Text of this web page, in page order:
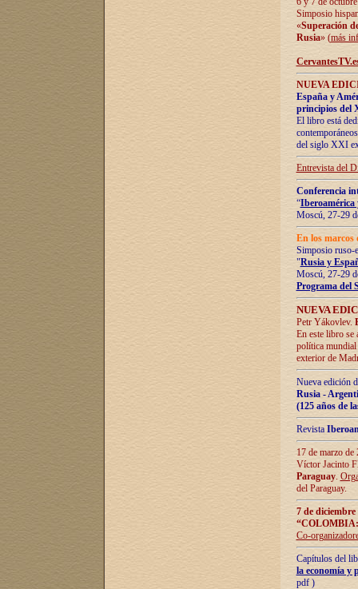
Simposio
«Superación
Rusia» (más
NUEVA
España y
principios del
El libro está
del siglo XXI
Entrevista del
Conferencia
“Iberoamérica
Moscú, 27-29
En los marcos
Simposio ruso-
"Rusia y
Moscú, 27-29
Programa del
NUEVA
Petr Yákovlev.
En este libro se
política mundial
exterior de
Nueva edición
Rusia -
(125 años de
Revista
17 de marzo
Víctor Jacinto
Paraguay.
del Paraguay.
7 de
Co-
Capítulos del
la economía y
pdf )